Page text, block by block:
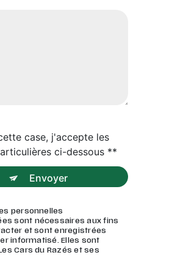
case, j'accepte les
ci-dessous **
Envoyer
personnelles
sont nécessaires aux fins
et sont enregistrées
informatisé. Elles sont
Cars du Razés et ses